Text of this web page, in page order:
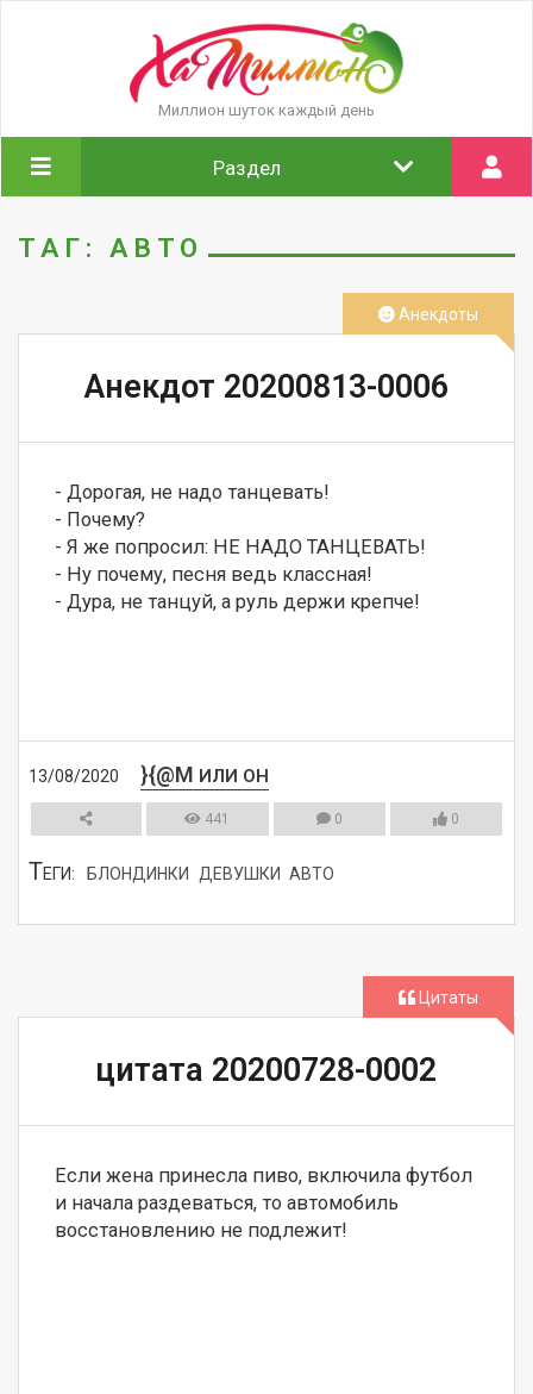
Миллион шуток каждый день
Раздел
ТАГ: АВТО
Анекдот 20200813-0006
- Дорогая, не надо танцевать!
- Почему?
- Я же попросил: НЕ НАДО ТАНЦЕВАТЬ!
- Ну почему, песня ведь классная!
- Дура, не танцуй, а руль держи крепче!
13/08/2020 }{@M ИЛИ ОН
441 0 0
Анекдоты
ТЕГИ: БЛОНДИНКИ ДЕВУШКИ АВТО
цитата 20200728-0002
Если жена принесла пиво, включила футбол
и начала раздеваться, то автомобиль
восстановлению не подлежит!
Цитаты